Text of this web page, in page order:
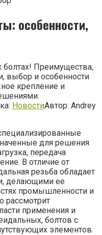
особенности,
болтах! Преимущества,
выбор и особенности
крепление и
НовостиАвтор: Andrey
для решения
передача
В отличие от
резьба обладает
делающими ее
промышленности и
рассмотрит
применения и
болтов с
элементов.